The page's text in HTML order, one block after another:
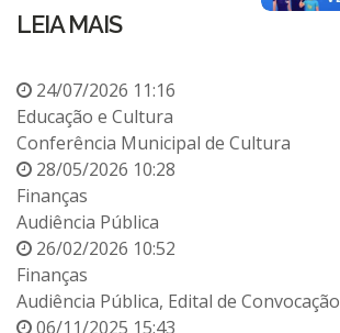
LEIA MAIS
24/07/2026 11:16
Educação e Cultura
Conferência Municipal de Cultura
28/05/2026 10:28
Finanças
Audiência Pública
26/02/2026 10:52
Finanças
Audiência Pública, Edital de Convocação
06/11/2025 15:43